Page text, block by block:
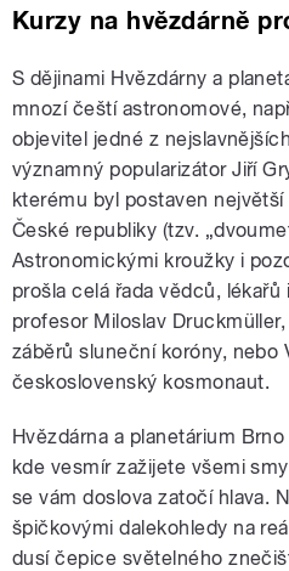
Kurzy na hvězdárně
S dějinami Hvězdárny a
mnozí čeští astronomové,
objevitel jedné z
významný popularizátor Jiří
kterému byl postaven
České republiky (tzv.
Astronomickými kroužky i
prošla celá řada vědců, lékařů
profesor Miloslav
záběrů sluneční koróny, nebo
československý kosmonaut.
Hvězdárna a planetárium
kde vesmír zažijete všemi
se vám doslova zatočí hlava.
špičkovými dalekohledy na
dusí čepice světelného